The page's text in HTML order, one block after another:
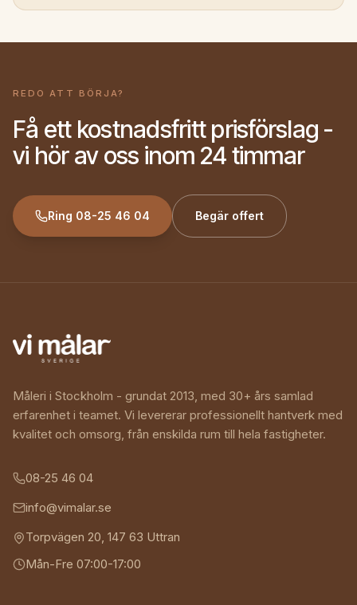
REDO ATT BÖRJA?
Få ett kostnadsfritt prisförslag -
vi hör av oss inom 24 timmar
Ring 08-25 46 04 Begär offert
Måleri i Stockholm - grundat 2013, med 30+ års samlad
erfarenhet i teamet. Vi levererar professionellt hantverk med
kvalitet och omsorg, från enskilda rum till hela fastigheter.
08-25 46 04
info@vimalar.se
Torpvägen 20, 147 63 Uttran
Mån-Fre 07:00-17:00